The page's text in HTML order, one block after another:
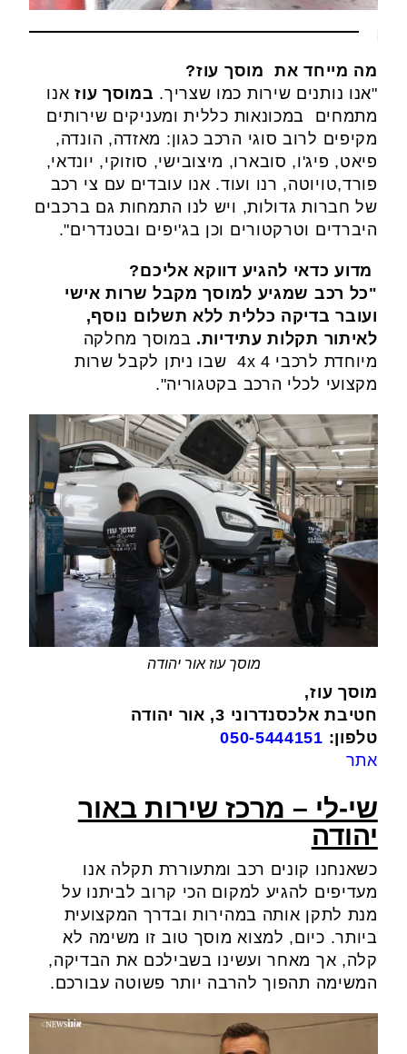
מה מייחד את מוסך עוז?
"אנו נותנים שירות כמו שצריך. במוסך עוז אנו
מתמחים במכונאות כללית ומעניקים שירותים
מקיפים לרוב סוגי הרכב כגון: מאזדה, הונדה,
פיאט, פיג'ו, סובארו, מיצובישי, סוזוקי, יונדאי,
פורד,טויוטה, רנו ועוד. אנו עובדים עם צי רכב
של חברות גדולות, ויש לנו התמחות גם ברכבים
היברדים וטרקטורים וכן בג'יפים ובטנדרים".
מדוע כדאי להגיע דווקא אליכם?
"כל רכב שמגיע למוסך מקבל שרות אישי
ועובר בדיקה כללית ללא תשלום נוסף,
לאיתור תקלות עתידיות. במוסך מחלקה
מיוחדת לרכבי 4 4x שבו ניתן לקבל שרות
מקצועי לכלי הרכב בקטגוריה".
מוסך עוז אור יהודה
מוסך עוז,
חטיבת אלכסנדרוני 3, אור יהודה
טלפון: 050-5444151
אתר
שי-לי – מרכז שירות באור
יהודה
כשאנחנו קונים רכב ומתעוררת תקלה אנו
מעדיפים להגיע למקום הכי קרוב לביתנו על
מנת לתקן אותה במהירות ובדרך המקצועית
ביותר. כיום, למצוא מוסך טוב זו משימה לא
קלה, אך מאחר ועשינו בשבילכם את הבדיקה,
המשימה תהפוך להרבה יותר פשוטה עבורכם.